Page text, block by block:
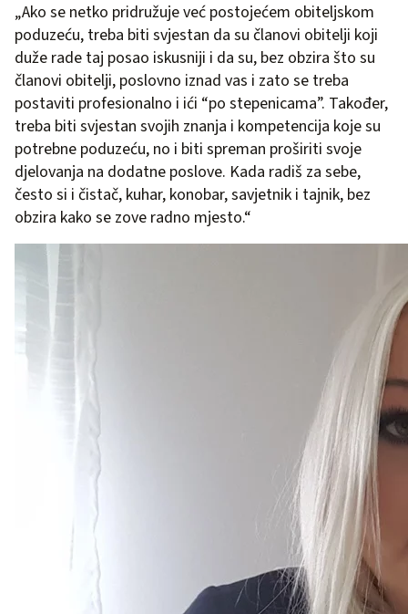
„Ako se netko pridružuje već postojećem obiteljskom
poduzeću, treba biti svjestan da su članovi obitelji koji
duže rade taj posao iskusniji i da su, bez obzira što su
članovi obitelji, poslovno iznad vas i zato se treba
postaviti profesionalno i ići “po stepenicama”. Također,
treba biti svjestan svojih znanja i kompetencija koje su
potrebne poduzeću, no i biti spreman proširiti svoje
djelovanja na dodatne poslove. Kada radiš za sebe,
često si i čistač, kuhar, konobar, savjetnik i tajnik, bez
obzira kako se zove radno mjesto.“